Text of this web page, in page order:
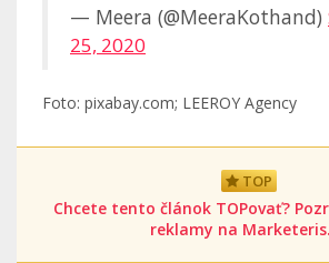
— Meera (@MeeraKothand)
25, 2020
Foto: pixabay.com; LEEROY Agency
TOP
Chcete tento článok TOPovať?
reklamy na